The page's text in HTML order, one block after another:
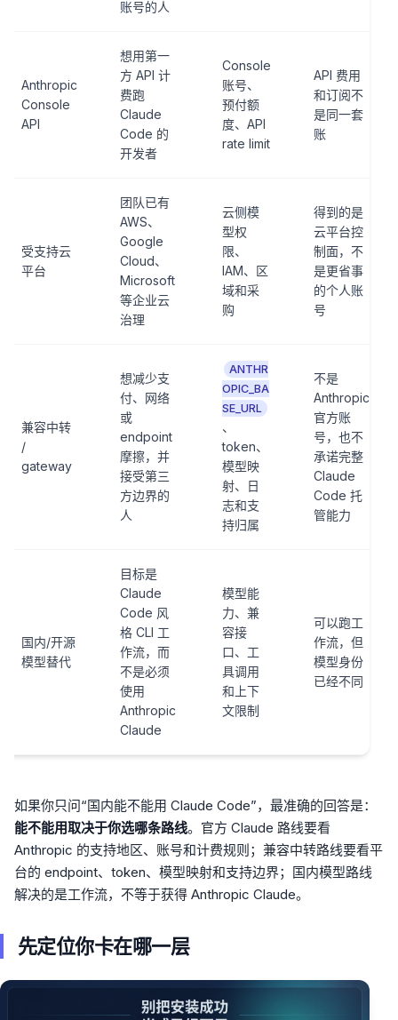
账号的人
Anthropic
Console
API
想用第一
方 API 计
费跑
Claude
Code 的
开发者
Console
账号、
预付额
度、API
rate limit
API 费用
和订阅不
是同一套
账
受支持云
平台
团队已有
AWS、
Google
Cloud、
Microsoft
等企业云
治理
云侧模
型权
限、
IAM、区
域和采
购
得到的是
云平台控
制面，不
是更省事
的个人账
号
兼容中转
/
gateway
想减少支
付、网络
或
endpoint
摩擦，并
接受第三
方边界的
人
ANTHR
OPIC_BA
SE_URL
、
token、
模型映
射、日
志和支
持归属
不是
Anthropic
官方账
号，也不
承诺完整
Claude
Code 托
管能力
国内/开源
模型替代
目标是
Claude
Code 风
格 CLI 工
作流，而
不是必须
使用
Anthropic
Claude
模型能
力、兼
容接
口、工
具调用
和上下
文限制
可以跑工
作流，但
模型身份
已经不同
如果你只问“国内能不能用 Claude Code”，最准确的回答是：
能不能用取决于你选哪条路线。官方 Claude 路线要看
Anthropic 的支持地区、账号和计费规则；兼容中转路线要看平
台的 endpoint、token、模型映射和支持边界；国内模型路线
解决的是工作流，不等于获得 Anthropic Claude。
先定位你卡在哪一层